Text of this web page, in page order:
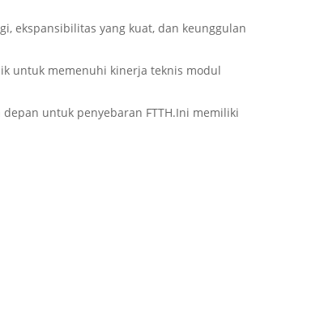
ekspansibilitas yang kuat, dan keunggulan
untuk memenuhi kinerja teknis modul
untuk penyebaran FTTH.Ini memiliki